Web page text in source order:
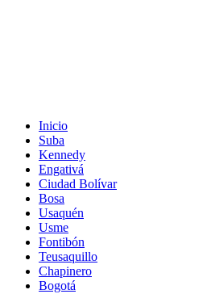
Inicio
Suba
Kennedy
Engativá
Ciudad Bolívar
Bosa
Usaquén
Usme
Fontibón
Teusaquillo
Chapinero
Bogotá